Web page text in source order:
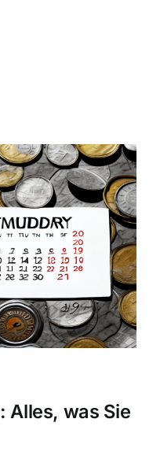
Alles, was Sie